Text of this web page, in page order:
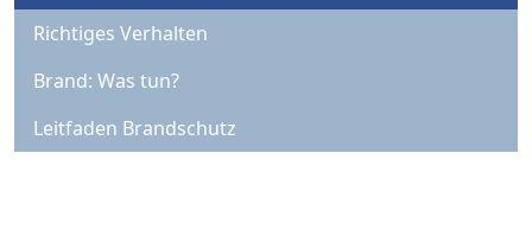
Richtiges Verhalten
Brand: Was tun?
Leitfaden Brandschutz